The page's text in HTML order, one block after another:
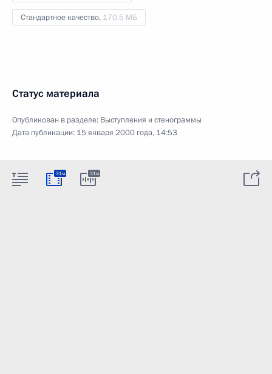
Стандартное качество, 170.5 МБ
Статус материала
Опубликован в разделе: Выступления и стенограммы
Дата публикации: 15 января 2000 года, 14:53
31м 31м